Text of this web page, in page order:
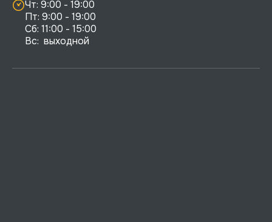
Чт: 9:00 - 19:00
Пт: 9:00 - 19:00
Сб: 11:00 - 15:00
Вс:  выходной